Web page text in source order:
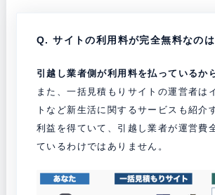
Q. サイトの利用料が完全無料なのは
引越し業者側が利用料を払っているか
また、一括見積もりサイトの運営者は
トなど新生活に関するサービスも紹介
利益を得ていて、引越し業者が運営費
ているわけではありません。